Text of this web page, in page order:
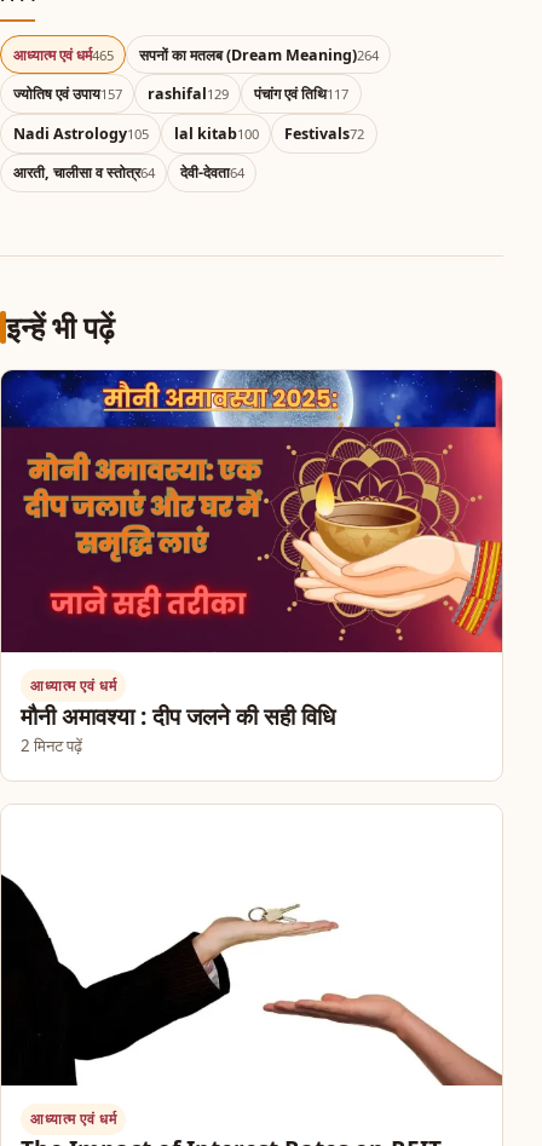
आध्यात्म एवं धर्म465 सपनों का मतलब (Dream Meaning)264
ज्योतिष एवं उपाय157 rashifal129 पंचांग एवं तिथि117
Nadi Astrology105 lal kitab100 Festivals72
आरती, चालीसा व स्तोत्र64 देवी-देवता64
इन्हें भी पढ़ें
आध्यात्म एवं धर्म
मौनी अमावश्या : दीप जलने की सही विधि
2 मिनट पढ़ें
आध्यात्म एवं धर्म